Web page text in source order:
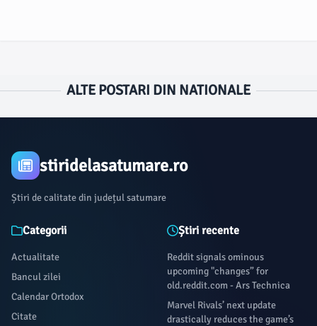
ALTE POSTARI DIN NATIONALE
stiridelasatumare.ro
Știri de calitate din județul satumare
Categorii
Actualitate
Bancul zilei
Calendar Ortodox
Citate
Știri recente
Reddit signals ominous
upcoming "changes” for
old.reddit.com - Ars Technica
Marvel Rivals’ next update
drastically reduces the game’s